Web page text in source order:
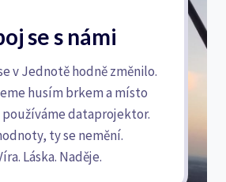
se s námi
v Jednotě hodně změnilo.
husím brkem a místo
dataprojektor.
ty se nemění.
Láska. Naděje.